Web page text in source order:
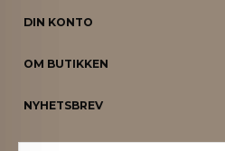
DIN KONTO
OM BUTIKKEN
NYHETSBREV
PARTNERE